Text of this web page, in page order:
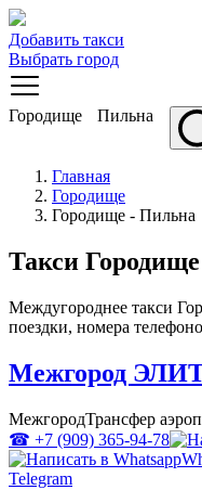
Добавить такси
Выбрать город
Городище Пильна
Главная
Городище
Городище - Пильна
Такси
Междугороднее такси
поездки, номера
Межгород
МежгородТрансфер
☎ +7 (909) 365-94-78
Telegram